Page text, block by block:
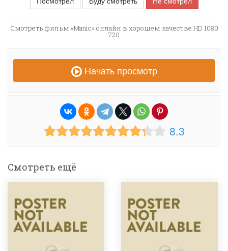
Смотреть фильм «Manic» онлайн в хорошем качестве HD 1080
720
Начать просмотр
8.3
Смотреть ещё